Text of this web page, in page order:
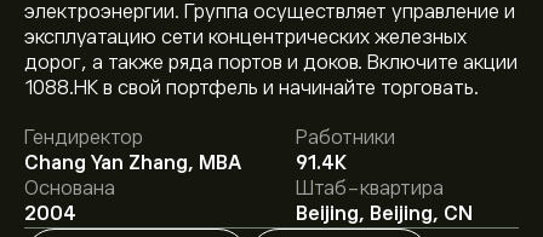
электроэнергии. Группа осуществляет управление и
эксплуатацию сети концентрических железных
дорог, а также ряда портов и доков. Включите акции
1088.HK в свой портфель и начинайте торговать.
Гендиректор
Chang Yan Zhang, MBA
Работники
91.4K
Основана
2004
Штаб-квартира
Beijing, Beijing, CN
Текущая цена акции 1088.HK составляет 42.92‎$‎.
составляет 42.92‎$‎.
Зарегистрируйтесьна eToro,
чтобы получить подробные прогнозы и целевые
цены от аналитиков.
Аналитики предоставляют прогнозы по акции China
Shenhua, основываясь на рыночных тенденциях,